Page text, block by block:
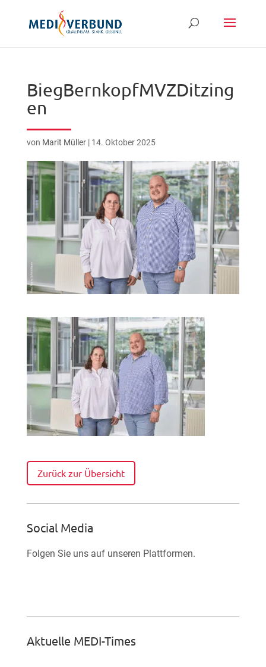
BiegBernkopfMVZDitzing
en
von Marit Müller| 14. Oktober 2025
Zurück zur Übersicht
Social Media
Folgen Sie uns auf unseren Plattformen.
Aktuelle MEDI-Times